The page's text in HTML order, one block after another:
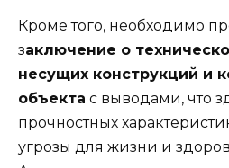
Кроме того, необходимо
заключение о
несущих конструкций и
объекта с выводами, что
прочностных
угрозы для жизни и